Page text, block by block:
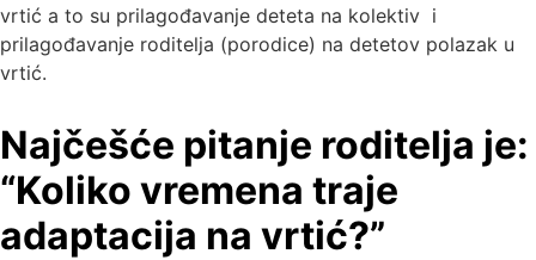
vrtić a to su prilagođavanje deteta na kolektiv i
prilagođavanje roditelja (porodice) na detetov polazak u
vrtić.
Najčešće pitanje roditelja je:
“Koliko vremena traje
adaptacija na vrtić?”